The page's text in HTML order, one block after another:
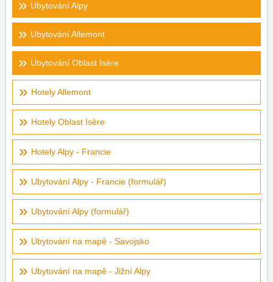
Ubytování Alpy
Ubytování Allemont
Ubytování Oblast Isère
Hotely Allemont
Hotely Oblast Isère
Hotely Alpy - Francie
Ubytování Alpy - Francie (formulář)
Ubytování Alpy (formulář)
Ubytování na mapě - Savojsko
Ubytování na mapě - Jižní Alpy